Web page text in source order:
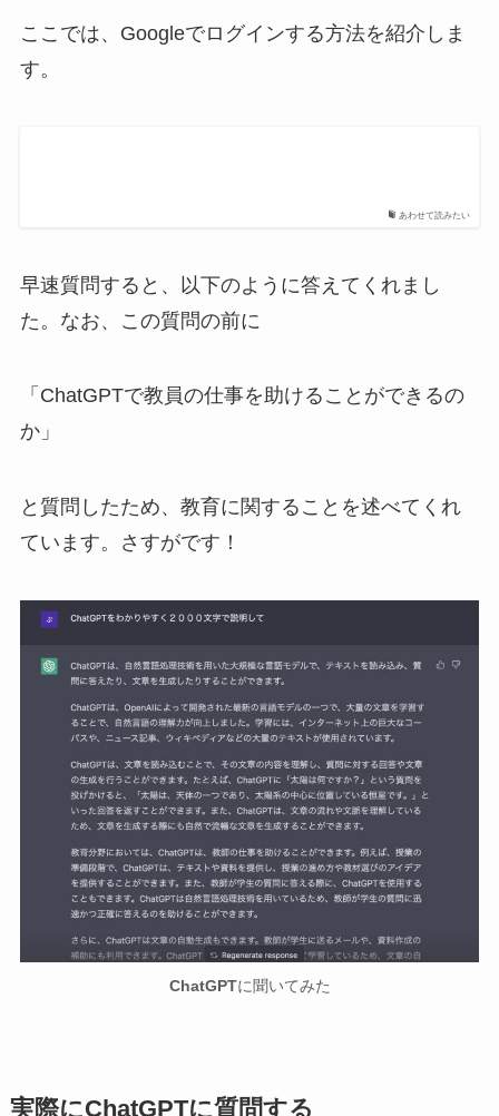
ここでは、Googleでログインする方法を紹介しま
す。
あわせて読みたい
早速質問すると、以下のように答えてくれまし
た。なお、この質問の前に
「ChatGPTで教員の仕事を助けることができるの
か」
と質問したため、教育に関することを述べてくれ
ています。さすがです！
ChatGPTに聞いてみた
実際にChatGPTに質問する